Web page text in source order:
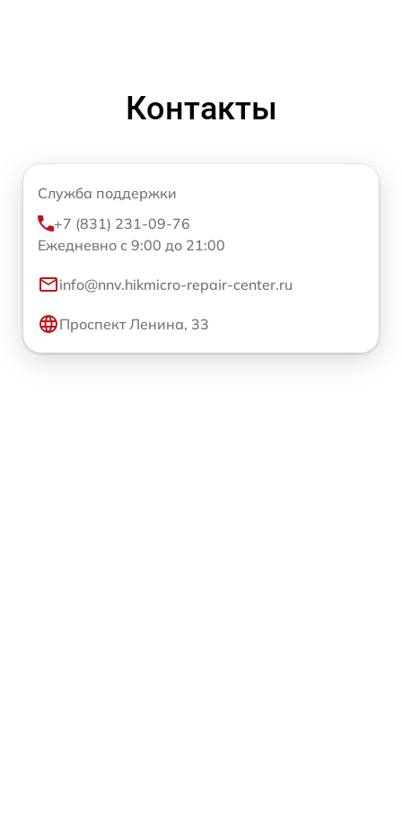
Контакты
Служба поддержки
+7 (831) 231-09-76
Ежедневно с 9:00 до 21:00
info@nnv.hikmicro-repair-center.ru
Проспект Ленина, 33